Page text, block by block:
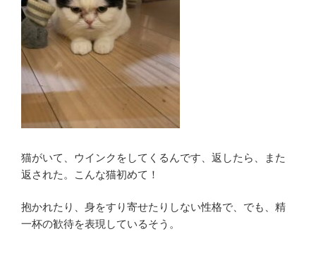
猫がいて、ウインクをしてくるんです、返したら、また
返された。こんな猫初めて！
抱かれたり、身をすり寄せたりしない性格で、でも、精
一杯の歓待を表現しているそう。